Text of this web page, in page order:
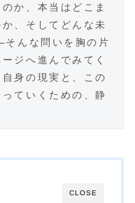
か、本当はどこま
、そしてどんな未
んな問いを胸の片
ジへ進んでみてく
身の現実と、この
ていくための、静
CLOSE